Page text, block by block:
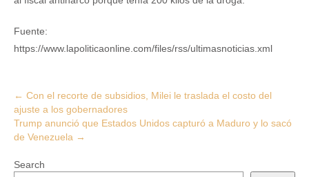
Fuente:
https://www.lapoliticaonline.com/files/rss/ultimasnoticias.xml
Post
navigation
← Con el recorte de subsidios, Milei le traslada el costo del
ajuste a los gobernadores
Trump anunció que Estados Unidos capturó a Maduro y lo sacó
de Venezuela →
Search